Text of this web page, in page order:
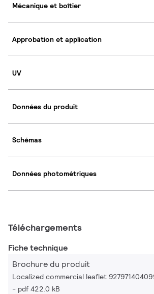
Mécanique et boîtier
Approbation et application
UV
Données du produit
Schémas
Données photométriques
Téléchargements
Fiche technique
Brochure du produit
Localized commercial leaflet
pdf 422.0 kB